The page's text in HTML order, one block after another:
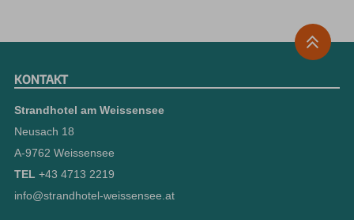
KONTAKT
Strandhotel am Weissensee
Neusach 18
A-9762 Weissensee
TEL +43 4713 2219
info@strandhotel-weissensee.at